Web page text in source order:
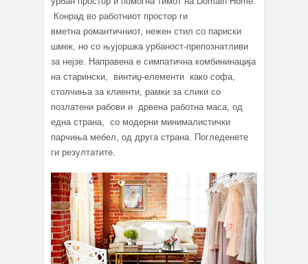
Конрад во работниот простор ги
вметна романтичниот, нежен стил со париски
шмек, но сo њујоршка урбаност-препознатливи
за нејзе. Направена е симпатична комбининација
на старински, винтиџ-елементи како софа,
столчиња за клиенти, рамки за слики со
позлатени рабови и дрвена работна маса, од
една страна, со модерни минималистички
парчиња мебел, од друга страна. Погледенете
ги резултатите.